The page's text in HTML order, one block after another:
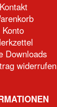
Kontakt
Konto
Downloads
widerrufen